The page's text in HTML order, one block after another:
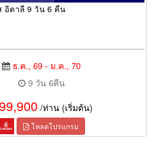
อิตาลี 9 วัน 6 คืน
ธ.ค., 69 - ม.ค., 70
9 วัน 6คืน
/ท่าน (เริ่มต้น)
โหลดโปรแกรม